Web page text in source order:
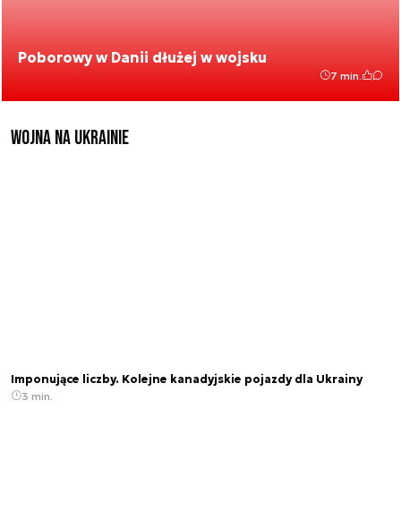
Poborowy w Danii dłużej w wojsku
7 min.
Wojna na Ukrainie
Imponujące liczby. Kolejne kanadyjskie pojazdy dla Ukrainy
3 min.